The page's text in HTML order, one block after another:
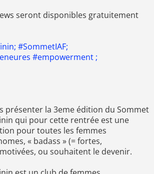
seront disponibles gratuitement
#SommetIAF;
#empowerment ;
présenter la 3eme édition du Sommet
qui pour cette rentrée est une
pour toutes les femmes
« badass » (= fortes,
ou souhaitent le devenir.